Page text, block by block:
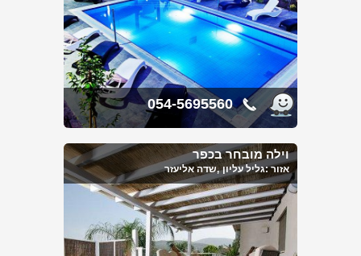
054-5695560
וילה מובחר בכפר
אזור :גליל עליון ,שדה אליעזר